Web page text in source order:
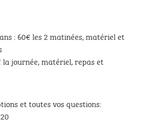
: 60€ les 2 matinées, matériel et
la journée, matériel, repas et
et toutes vos questions: